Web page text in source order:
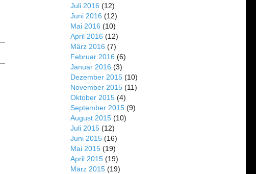
Juli 2016 (12)
Juni 2016 (12)
Mai 2016 (10)
April 2016 (12)
März 2016 (7)
Februar 2016 (6)
Januar 2016 (3)
Dezember 2015(10)
November 2015(11)
Oktober 2015(4)
September 2015(9)
August 2015(10)
Juli 2015(12)
Juni 2015(16)
Mai 2015(19)
April 2015(19)
März 2015(19)